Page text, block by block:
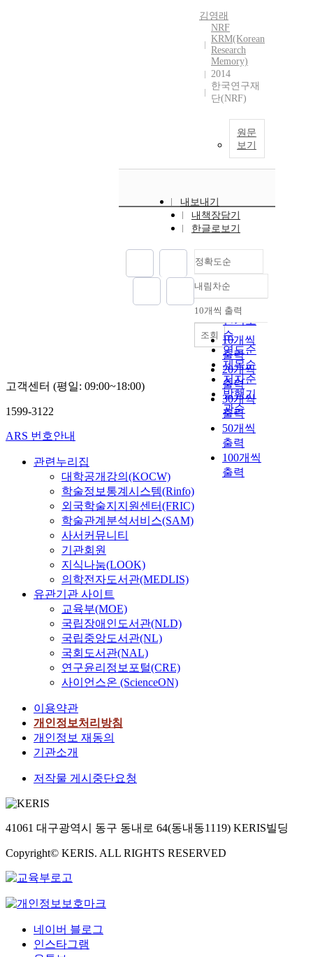
김영래
NRF
KRM(Korean
Research
Memory)
2014
한국연구재
단(NRF)
원문
보기
내보내기
내책장담기
한글로보기
정확도순
정확도
순
인기도
순
연도순
제목순
저자순
발행기
관순
내림차순
내림차순
10개씩 출력
10개씩
출력
20개씩
출력
30개씩
출력
50개씩
출력
100개씩
출력
조회
고객센터 (평일: 09:00~18:00)
1599-3122
ARS 번호안내
관련누리집
대학공개강의(KOCW)
학술정보통계시스템(Rinfo)
외국학술지지원센터(FRIC)
학술관계분석서비스(SAM)
사서커뮤니티
기관회원
지식나눔(LOOK)
의학전자도서관(MEDLIS)
유관기관 사이트
교육부(MOE)
국립장애인도서관(NLD)
국립중앙도서관(NL)
국회도서관(NAL)
연구윤리정보포털(CRE)
사이언스온 (ScienceON)
이용약관
개인정보처리방침
개인정보 재동의
기관소개
저작물 게시중단요청
41061 대구광역시 동구 동내로 64(동내동1119) KERIS빌딩
Copyright© KERIS. ALL RIGHTS RESERVED
네이버 블로그
인스타그램